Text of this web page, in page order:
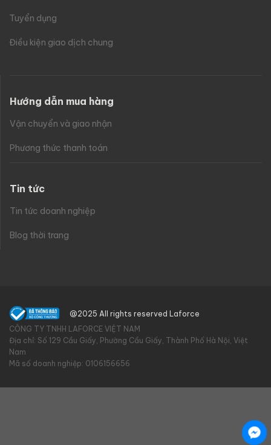
Tuyển dụng
Điều kiện giao dịch chung
Hướng dẫn mua hàng
Vận chuyển và giao nhận
Phương thức thanh toán
Tin tức
Tin tức doanh nghiệp
Blog thời trang
@2025 All rights reserved Laforce
CÔNG TY TNHH LAFORCE VIỆT NAM
Địa chỉ: Số 129 Cầu Giấy, Phường Cầu Giấy, Thành Phố Hà Nội, Việt
Nam
Mã số doanh nghiệp: 0106156656